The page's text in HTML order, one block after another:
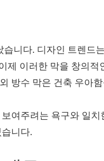
니다. 디자인 트렌드
제 이러한 막을 창의
방수 막은 건축 우아
여주려는 욕구와 일
니다.